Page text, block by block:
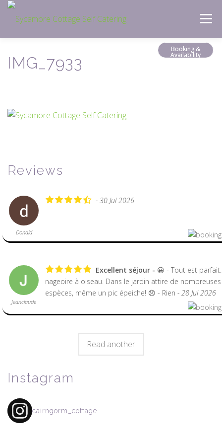
Skip
Menu
Booking &
Availability
IMG_7933
Reviews
Donald
- 30 Jul 2026
Jeanclaude
Excellent séjour
😀 - Tout est
nageoire à oiseau. Dans le jardin attire de nombreuses
espèces, même un pic épeiche! 😞 - Rien - 28 Jul 2026
Read another
Instagram
cairngorm_cottage